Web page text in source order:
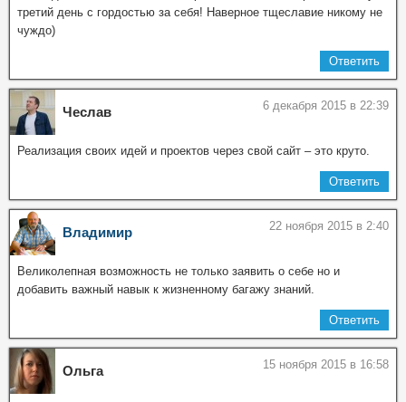
третий день с гордостью за себя! Наверное тщеславие никому не
чуждо)
Ответить
Чеслав 6 декабря 2015 в 22:39
Реализация своих идей и проектов через свой сайт – это круто.
Ответить
Владимир 22 ноября 2015 в 2:40
Великолепная возможность не только заявить о себе но и
добавить важный навык к жизненному багажу знаний.
Ответить
Ольга 15 ноября 2015 в 16:58